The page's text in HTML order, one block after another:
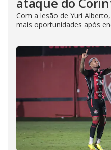
Com a lesão de Yuri
mais oportunidades após